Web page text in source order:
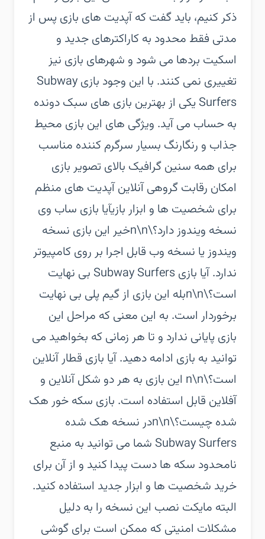
ذکر کنیم، باید گفت که آپدیت های بازی پس از
مدتی فقط محدود به کاراکترهای جدید و
اسکیت بردها می شود و شهرهای بازی نیز
تغییری نمی کنند. با این وجود بازی Subway
Surfers یکی از بهترین بازی های سبک دونده
به حساب می آید. ویژگی های این بازی محیط
جذاب و رنگارنگ بسیار سرگرم کننده مناسب
برای همه سنین گرافیک بالای تصویر بازی
امکان رقابت گروهی آنلاین آپدیت های منظم
برای شخصیت ها و ابزار بازیآیا بازی ساب وی
نسخه ویندوز دارد؟\n\nخیر این بازی نسخه
ویندوز یا نسخه وب قابل اجرا بر روی کامپیوتر
ندارد. آیا بازی Subway Surfers بی نهایت
است؟\n\nبله این بازی از گیم پلی بی نهایت
برخوردار است. به این معنی که مراحل این
بازی پایانی ندارد و تا هر زمانی که بخواهید می
توانید به بازی ادامه دهید. آیا بازی قطار آنلاین
است؟\n\n این بازی به هر دو شکل آنلاین و
آفلاین قابل استفاده است. بازی سکه خور هک
شده چیست؟\n\nدر نسخه هک شده
Subway Surfers شما می توانید به منبع
نامحدود سکه ها دست پیدا کنید و از آن برای
خرید شخصیت ها و ابزار جدید استفاده کنید.
البته مایکت نصب این نسخه را به دلیل
مشکلات امنیتی که ممکن است برای گوشی